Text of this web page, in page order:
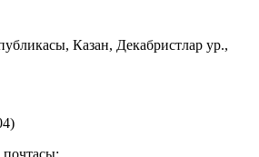
Казан, Декабристлар ур.,
почтасы: